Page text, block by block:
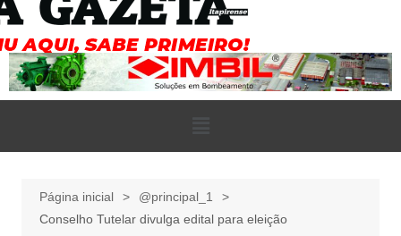
Página inicial
@principal_1
Conselho Tutelar divulga edital para eleição